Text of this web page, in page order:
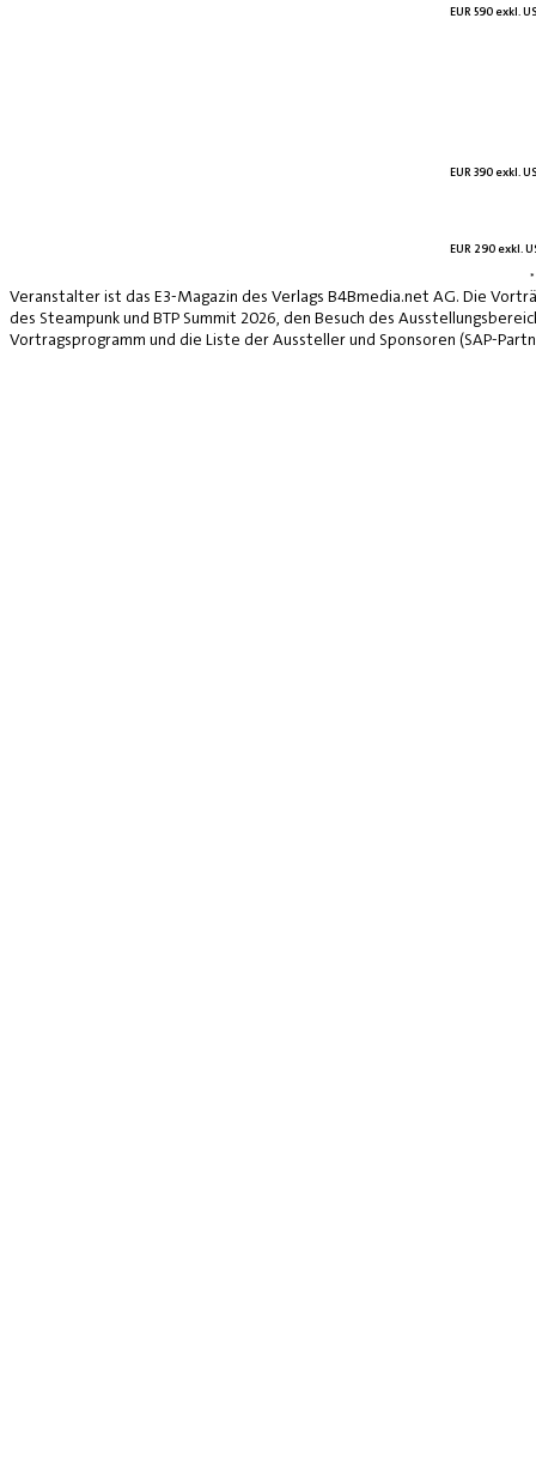
EUR 590 exkl.
EUR 390 exkl.
EUR 290 exkl.
Veranstalter ist das E3-Magazin des Verlags B4Bmedia.net AG. Die
des Steampunk und BTP Summit 2026, den Besuch des
Vortragsprogramm und die Liste der Aussteller und Sponsoren (SAP-